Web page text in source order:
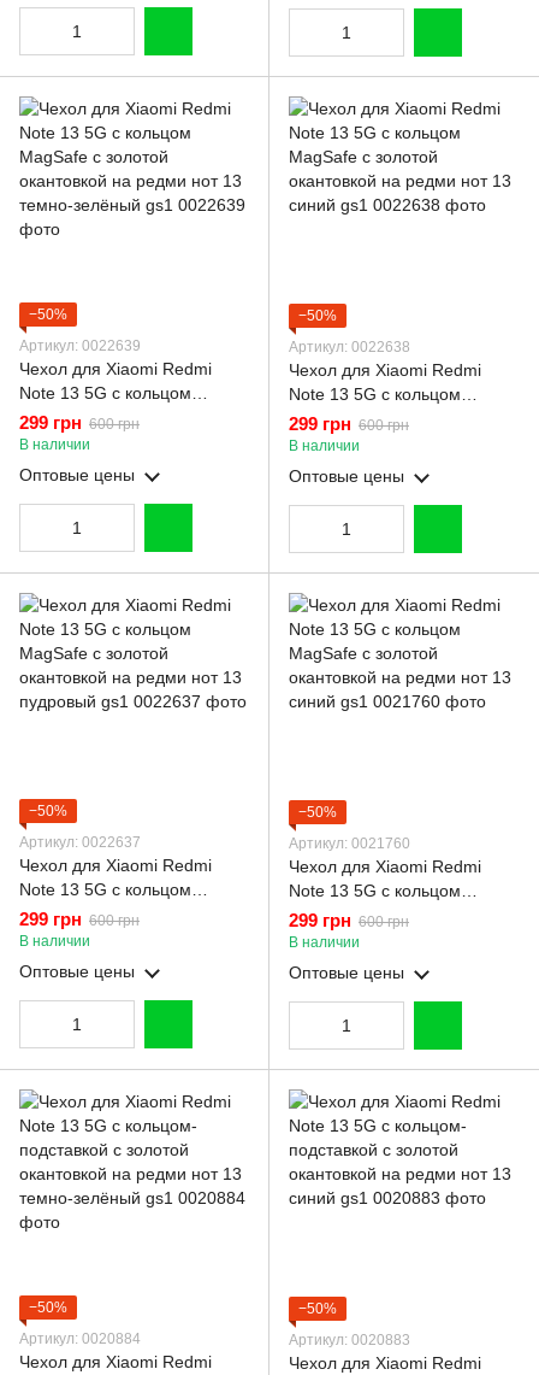
−50%
Артикул: 0022639
Чехол для Xiaomi Redmi
Note 13 5G с кольцом
MagSafe с золотой
окантовкой на редми нот 13
темно-зелёный gs1
299 грн 600 грн
В наличии
Оптовые цены
−50%
Артикул: 0022638
Чехол для Xiaomi Redmi
Note 13 5G с кольцом
MagSafe с золотой
окантовкой на редми нот 13
синий gs1
299 грн 600 грн
В наличии
Оптовые цены
−50%
Артикул: 0022637
Чехол для Xiaomi Redmi
Note 13 5G с кольцом
MagSafe с золотой
окантовкой на редми нот 13
пудровый gs1
299 грн 600 грн
В наличии
Оптовые цены
−50%
Артикул: 0021760
Чехол для Xiaomi Redmi
Note 13 5G с кольцом
MagSafe с золотой
окантовкой на редми нот 13
синий gs1
299 грн 600 грн
В наличии
Оптовые цены
−50%
Артикул: 0020884
Чехол для Xiaomi Redmi
−50%
Артикул: 0020883
Чехол для Xiaomi Redmi